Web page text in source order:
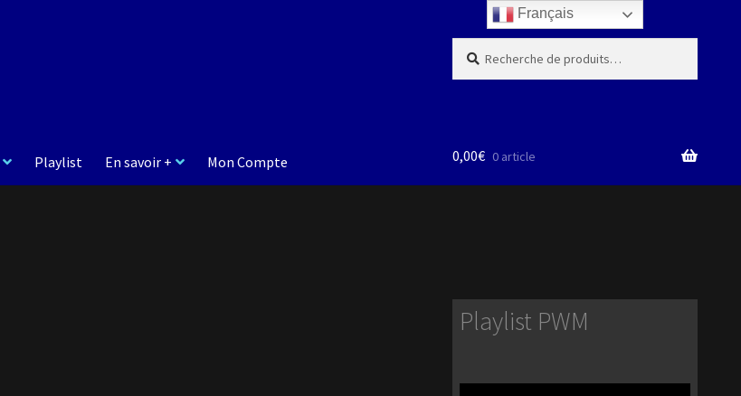
pour :
Playlist En savoir + Mon Compte 0,00€ 0 article
Playlist PWM
Français